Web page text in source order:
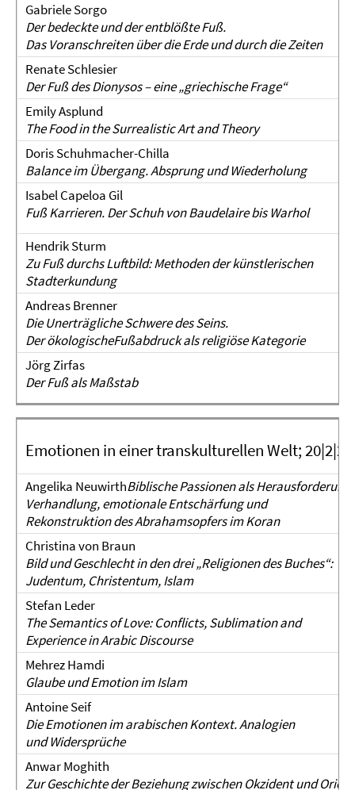
Gabriele Sorgo
Der bedeckte und der entblößte Fuß.
Das Voranschreiten über die Erde und durch die Zeiten
Renate Schlesier
Der Fuß des Dionysos – eine „griechische Frage“
Emily Asplund
The Food in the Surrealistic Art and Theory
Doris Schuhmacher-Chilla
Balance im Übergang. Absprung und Wiederholung
Isabel Capeloa Gil
Fuß Karrieren. Der Schuh von Baudelaire bis Warhol
Hendrik Sturm
Zu Fuß durchs Luftbild: Methoden der künstlerischen
Stadterkundung
Andreas Brenner
Die Unerträgliche Schwere des Seins.
Der ökologischeFußabdruck als religiöse Kategorie
Jörg Zirfas
Der Fuß als Maßstab
Emotionen in einer transkulturellen Welt;
Angelika NeuwirthBiblische Passionen als Herausforderung.
Verhandlung, emotionale Entschärfung und
Rekonstruktion des Abrahamsopfers im Koran
Christina von Braun
Bild und Geschlecht in den drei „Religionen des Buches“:
Judentum, Christentum, Islam
Stefan Leder
The Semantics of Love: Conflicts, Sublimation and
Experience in Arabic Discourse
Mehrez Hamdi
Glaube und Emotion im Islam
Antoine Seif
Die Emotionen im arabischen Kontext. Analogien
und Widersprüche
Anwar Moghith
Zur Geschichte der Beziehung zwischen Okzident und